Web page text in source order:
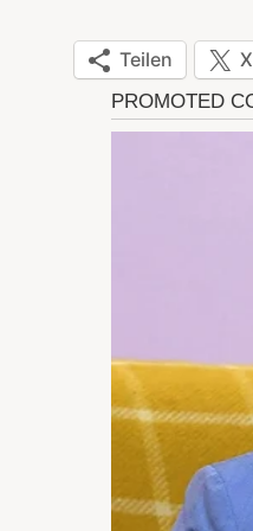
Teilen X